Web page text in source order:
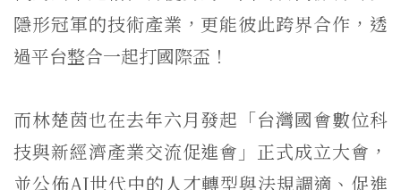
隱形冠軍的技術產業，更能彼此跨界合作，透
過平台整合一起打國際盃！
而林楚茵也在去年六月發起「台灣國會數位科
技與新經濟產業交流促進會」正式成立大會，
並公佈AI世代中的人才轉型與法規調適、促進